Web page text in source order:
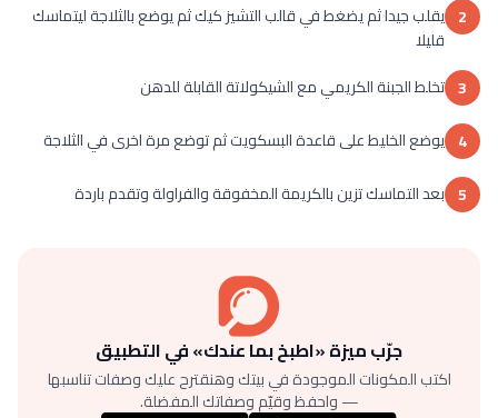
2 يقلب جيدا ثم يضغط في قالب التشيز كيك ثم يوضع بالثلاجة ليتماسك
قليلا
3 تخلط الجبنة الكريمي مع الشيكولاتة القابلة للدهن
4 يوضع الخليط على قاعدة البسكويت ثم توضع مرة اخرى في الثلاجة
5 بعد التماسك تزين بالكريمة المخفوقة والفراولة وتقدم باردة
جرّب ميزة «اطبخ بما عندك» في التطبيق
اكتب المكونات الموجودة في بيتك وهنقترح عليك وصفات تناسبها
— واحفظ وقيّم وصفاتك المفضلة.